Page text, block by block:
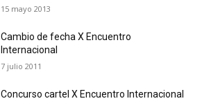
15 mayo 2013
Cambio de fecha X Encuentro
Internacional
7 julio 2011
Concurso cartel X Encuentro Internacional